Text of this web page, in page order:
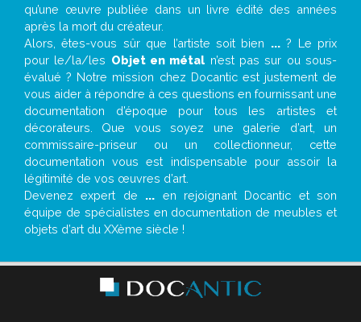
qu’une œuvre publiée dans un livre édité des années
après la mort du créateur.
Alors, êtes-vous sûr que l’artiste soit bien ...? Le prix
pour le/la/les Objet en métal n’est pas sur ou sous-
évalué ? Notre mission chez Docantic est justement de
vous aider à répondre à ces questions en fournissant une
documentation d’époque pour tous les artistes et
décorateurs. Que vous soyez une galerie d’art, un
commissaire-priseur ou un collectionneur, cette
documentation vous est indispensable pour assoir la
légitimité de vos œuvres d’art.
Devenez expert de ... en rejoignant Docantic et son
équipe de spécialistes en documentation de meubles et
objets d’art du XXème siècle !